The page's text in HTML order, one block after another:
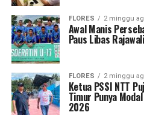
FLORES 2 minggu
Awal Manis
Paus Libas
FLORES 2 minggu
Ketua PSSI NTT
Timur Punya
2026